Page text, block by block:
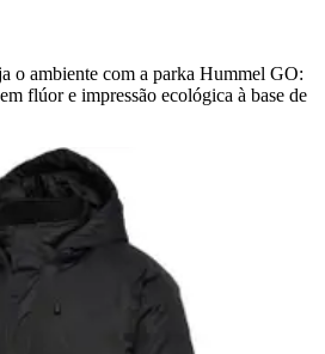
o ambiente com a parka Hummel GO:
flúor e impressão ecológica à base de